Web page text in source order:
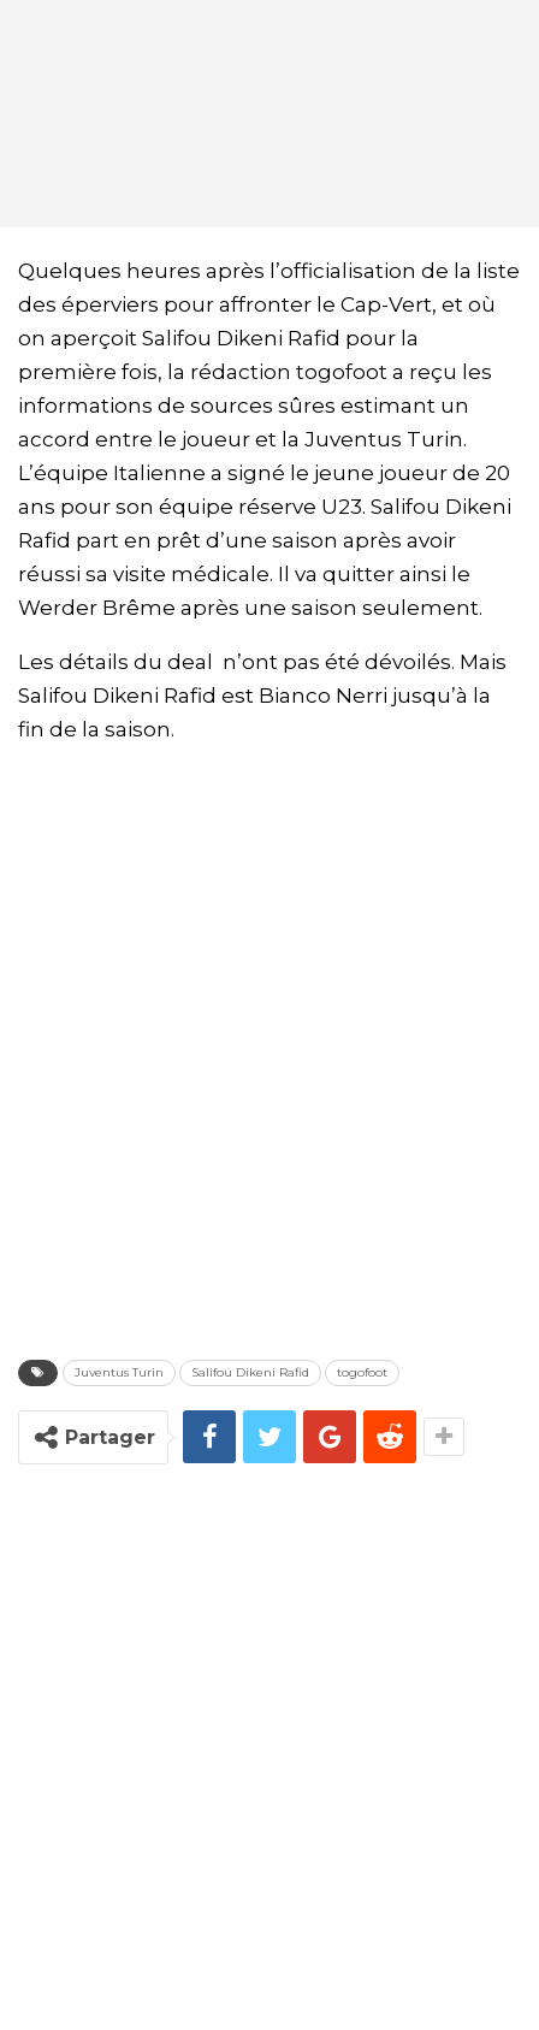
Quelques heures après l’officialisation de la liste
des éperviers pour affronter le Cap-Vert, et où
on aperçoit Salifou Dikeni Rafid pour la
première fois, la rédaction togofoot a reçu les
informations de sources sûres estimant un
accord entre le joueur et la Juventus Turin.
L’équipe Italienne a signé le jeune joueur de 20
ans pour son équipe réserve U23. Salifou Dikeni
Rafid part en prêt d’une saison après avoir
réussi sa visite médicale. Il va quitter ainsi le
Werder Brême après une saison seulement.
Les détails du deal n’ont pas été dévoilés. Mais
Salifou Dikeni Rafid est Bianco Nerri jusqu’à la
fin de la saison.
Juventus Turin Salifou Dikeni Rafid togofoot
Partager